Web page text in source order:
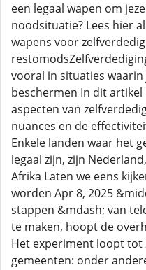
een legaal wapen om
noodsituatie? Lees hier
wapens voor
vooral in situaties
beschermen In dit
aspecten van
nuances en de
Enkele landen waar het
legaal zijn, zijn
Afrika Laten we eens
worden Apr 8, 2025
stappen &mdash; van
te maken, hoopt de
Het experiment loopt tot
gemeenten: onder